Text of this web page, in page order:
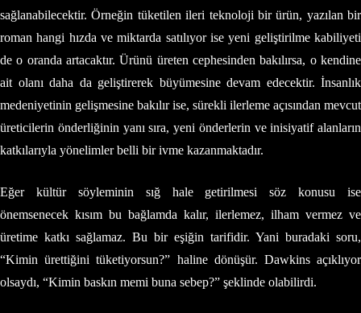
sağlanabilecektir. Örneğin tüketilen ileri teknoloji bir ürün, yazılan bir
roman hangi hızda ve miktarda satılıyor ise yeni geliştirilme kabiliyeti
de o oranda artacaktır. Ürünü üreten cephesinden bakılırsa, o kendine
ait olanı daha da geliştirerek büyümesine devam edecektir. İnsanlık
medeniyetinin gelişmesine bakılır ise, sürekli ilerleme açısından mevcut
üreticilerin önderliğinin yanı sıra, yeni önderlerin ve inisiyatif alanların
katkılarıyla yönelimler belli bir ivme kazanmaktadır.
Eğer kültür söyleminin sığ hale getirilmesi söz konusu ise
önemsenecek kısım bu bağlamda kalır, ilerlemez, ilham vermez ve
üretime katkı sağlamaz. Bu bir eşiğin tarifidir. Yani buradaki soru,
“Kimin ürettiğini tüketiyorsun?” haline dönüşür. Dawkins açıklıyor
olsaydı, “Kimin baskın memi buna sebep?” şeklinde olabilirdi.